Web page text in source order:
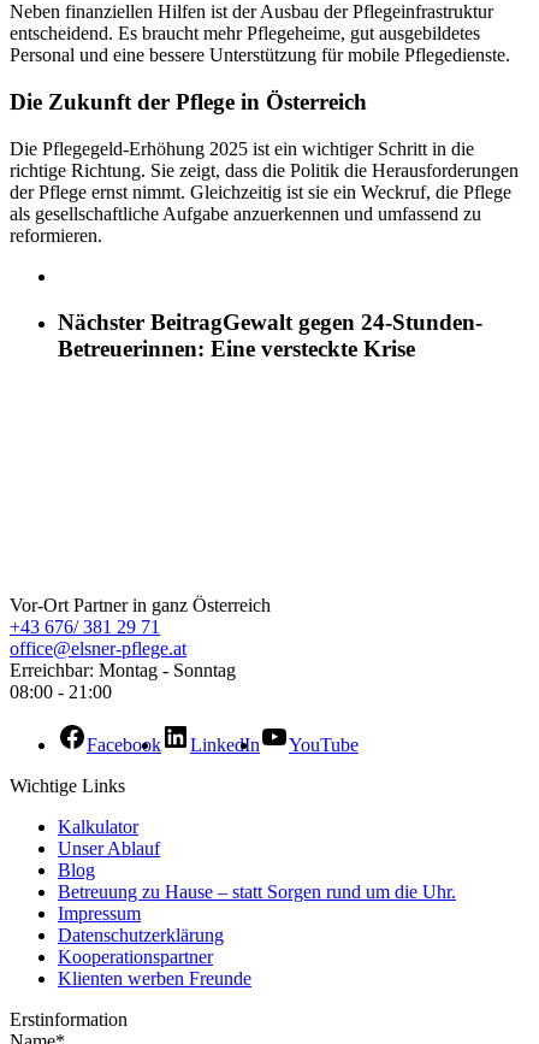
Neben finanziellen Hilfen ist der Ausbau der Pflegeinfrastruktur
entscheidend. Es braucht mehr Pflegeheime, gut ausgebildetes
Personal und eine bessere Unterstützung für mobile Pflegedienste.
Die Zukunft der Pflege in Österreich
Die Pflegegeld-Erhöhung 2025 ist ein wichtiger Schritt in die
richtige Richtung. Sie zeigt, dass die Politik die Herausforderungen
der Pflege ernst nimmt. Gleichzeitig ist sie ein Weckruf, die Pflege
als gesellschaftliche Aufgabe anzuerkennen und umfassend zu
reformieren.
Nächster BeitragGewalt gegen 24-Stunden-
Betreuerinnen: Eine versteckte Krise
Vor-Ort Partner in ganz Österreich
+43 676/ 381 29 71
office@elsner-pflege.at
Erreichbar: Montag - Sonntag
08:00 - 21:00
Facebook LinkedIn
YouTube
Wichtige Links
Kalkulator
Unser Ablauf
Blog
Betreuung zu Hause – statt Sorgen rund um die Uhr.
Impressum
Datenschutzerklärung
Kooperationspartner
Klienten werben Freunde
Erstinformation